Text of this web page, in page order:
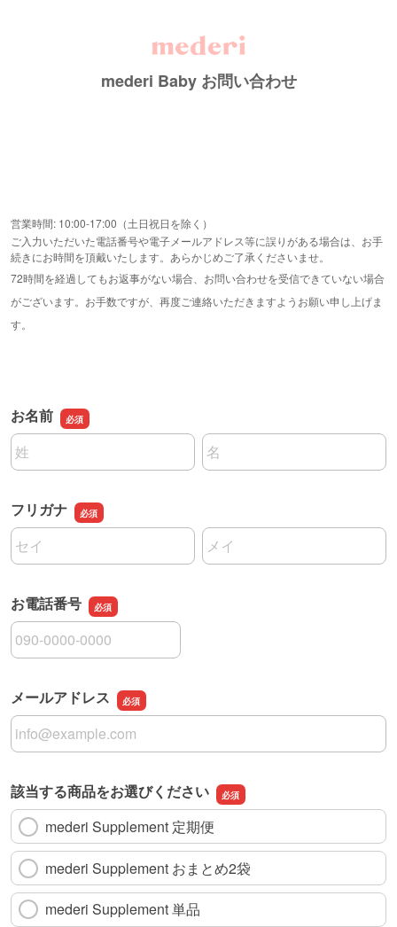
mederi Baby お問い合わせ
営業時間: 10:00-17:00（土日祝日を除く）
ご入力いただいた電話番号や電子メールアドレス等に誤りがある場合は、お手
続きにお時間を頂戴いたします。あらかじめご了承くださいませ。
72時間を経過してもお返事がない場合、お問い合わせを受信できていない場合
がございます。お手数ですが、再度ご連絡いただきますようお願い申し上げま
す。
お名前
名前の姓
名前の名
フリガナ
名前の姓
名前の名
お電話番号
お電話番号
メールアドレス
メールアドレス
該当する商品をお選びください
mederi Supplement 定期便
mederi Supplement おまとめ2袋
mederi Supplement 単品